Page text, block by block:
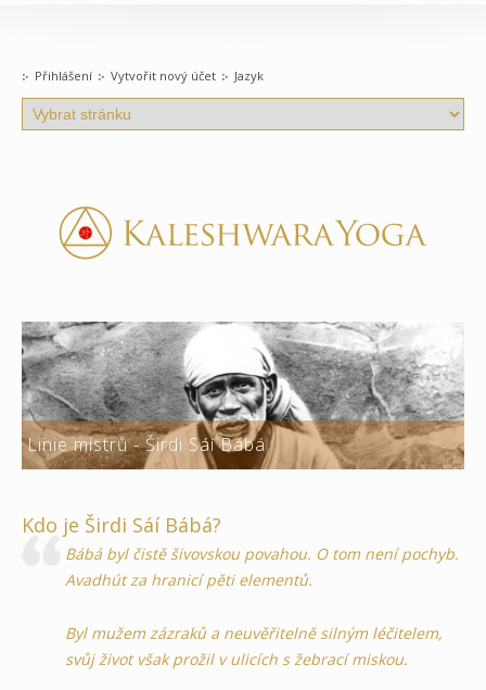
Přihlášení Vytvořit nový účet Jazyk
Linie mistrů - Širdi Sáí Bábá
Kdo je Širdi Sáí Bábá?
Bábá byl čistě šivovskou povahou. O tom není pochyb.
Avadhút za hranicí pěti elementů.
Byl mužem zázraků a neuvěřitelně silným léčitelem,
svůj život však prožil v ulicích s žebrací miskou.